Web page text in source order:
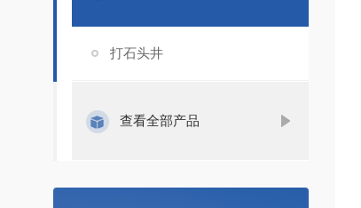
打石头井
查看全部产品